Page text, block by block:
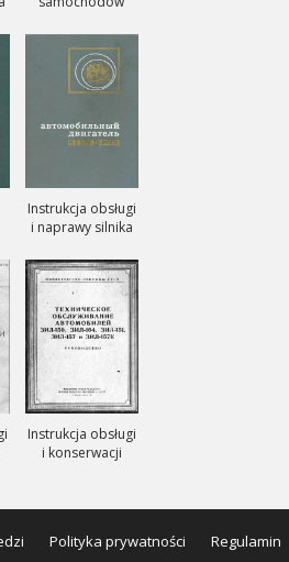
ZIŁ-131, ZIŁ-131A
i ZIŁ-131V
Instrukcja obsługi
i naprawy silnika
Instrukcja obsługi
i konserwacji
ZIŁ-157, ZIŁ-157K
Polityka prywatności Regulamin